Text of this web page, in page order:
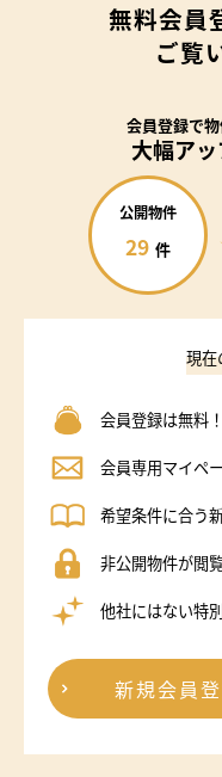
無料会員
ご覧
会員登録で
大幅アッ
公開物件
29 件
現在
会員登録は無料！
会員専用マイペ
希望条件に合う
非公開物件が閲
他社にはない特
新規会員